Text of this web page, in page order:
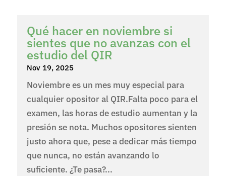
Qué hacer en noviembre si
sientes que no avanzas con el
estudio del QIR
Nov 19, 2025
Noviembre es un mes muy especial para
cualquier opositor al QIR.Falta poco para el
examen, las horas de estudio aumentan y la
presión se nota. Muchos opositores sienten
justo ahora que, pese a dedicar más tiempo
que nunca, no están avanzando lo
suficiente. ¿Te pasa?...